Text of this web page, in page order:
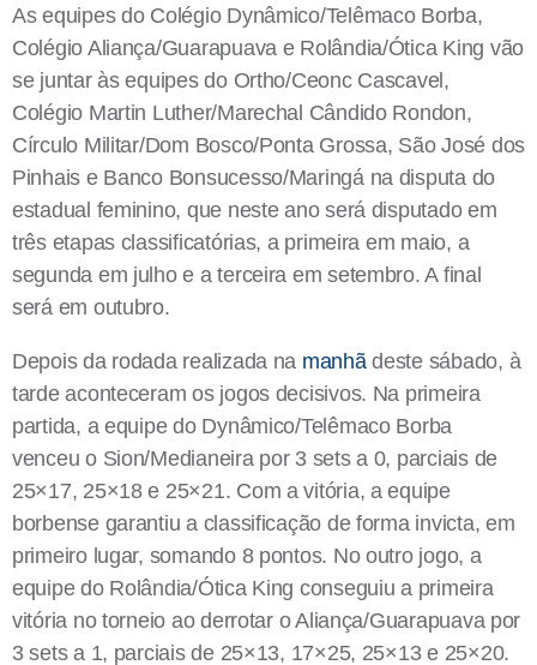
As equipes do Colégio Dynâmico/Telêmaco Borba,
Colégio Aliança/Guarapuava e Rolândia/Ótica King vão
se juntar às equipes do Ortho/Ceonc Cascavel,
Colégio Martin Luther/Marechal Cândido Rondon,
Círculo Militar/Dom Bosco/Ponta Grossa, São José dos
Pinhais e Banco Bonsucesso/Maringá na disputa do
estadual feminino, que neste ano será disputado em
três etapas classificatórias, a primeira em maio, a
segunda em julho e a terceira em setembro. A final
será em outubro.
Depois da rodada realizada na manhãdeste sábado, à
tarde aconteceram os jogos decisivos. Na primeira
partida, a equipe do Dynâmico/Telêmaco Borba
venceu o Sion/Medianeira por 3 sets a 0, parciais de
25×17, 25×18 e 25×21. Com a vitória, a equipe
borbense garantiu a classificação de forma invicta, em
primeiro lugar, somando 8 pontos. No outro jogo, a
equipe do Rolândia/Ótica King conseguiu a primeira
vitória no torneio ao derrotar o Aliança/Guarapuava por
3 sets a 1, parciais de 25×13, 17×25, 25×13 e 25×20.